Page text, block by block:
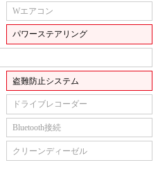
Wエアコン
パワーステアリング
盗難防止システム
ドライブレコーダー
Bluetooth接続
クリーンディーゼル